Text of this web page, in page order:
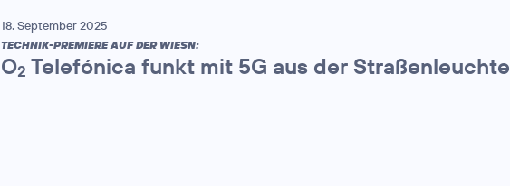
18. September 2025
TECHNIK-PREMIERE AUF DER WIESN:
O2 Telefónica funkt mit 5G aus der Straßenleuchte